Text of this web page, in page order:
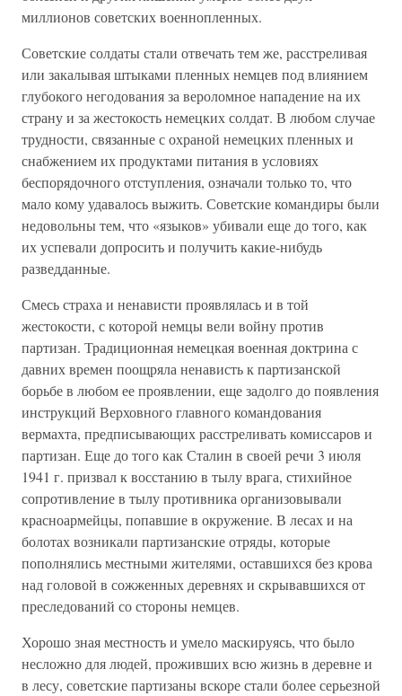
миллионов советских военнопленных.
Советские солдаты стали отвечать тем же, расстреливая
или закалывая штыками пленных немцев под влиянием
глубокого негодования за вероломное нападение на их
страну и за жестокость немецких солдат. В любом случае
трудности, связанные с охраной немецких пленных и
снабжением их продуктами питания в условиях
беспорядочного отступления, означали только то, что
мало кому удавалось выжить. Советские командиры были
недовольны тем, что «языков» убивали еще до того, как
их успевали допросить и получить какие-нибудь
разведданные.
Смесь страха и ненависти проявлялась и в той
жестокости, с которой немцы вели войну против
партизан. Традиционная немецкая военная доктрина с
давних времен поощряла ненависть к партизанской
борьбе в любом ее проявлении, еще задолго до появления
инструкций Верховного главного командования
вермахта, предписывающих расстреливать комиссаров и
партизан. Еще до того как Сталин в своей речи 3 июля
1941 г. призвал к восстанию в тылу врага, стихийное
сопротивление в тылу противника организовывали
красноармейцы, попавшие в окружение. В лесах и на
болотах возникали партизанские отряды, которые
пополнялись местными жителями, оставшихся без крова
над головой в сожженных деревнях и скрывавшихся от
преследований со стороны немцев.
Хорошо зная местность и умело маскируясь, что было
несложно для людей, проживших всю жизнь в деревне и
в лесу, советские партизаны вскоре стали более серьезной